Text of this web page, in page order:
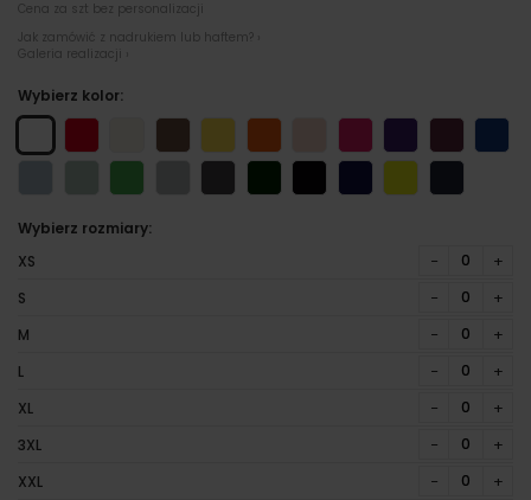
Cena za szt bez personalizacji
Jak zamówić z nadrukiem lub haftem? ›
Galeria realizacji ›
Wybierz kolor:
Wybierz rozmiary:
XS
− +
S − +
M − +
L − +
XL − +
3XL − +
XXL − +